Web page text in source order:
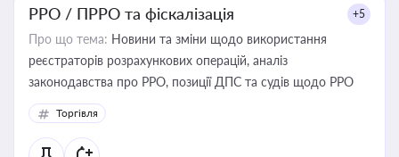
РРО / ПРРО та фіскалізація +5
Про що тема: Новини та зміни щодо використання
реєстраторів розрахункових операцій, аналіз
законодавства про РРО, позиції ДПС та судів щодо РРО
Торгівля